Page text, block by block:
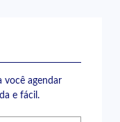
você agendar
e fácil.